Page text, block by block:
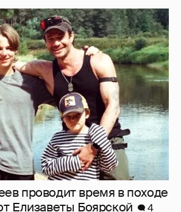
проводит время в походе
Елизаветы Боярской
4